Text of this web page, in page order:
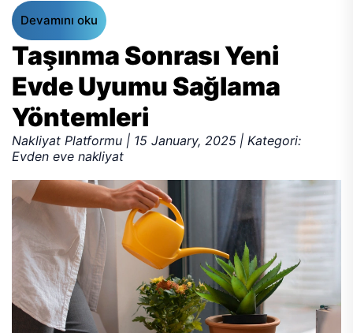
Devamını oku
Taşınma Sonrası Yeni
Evde Uyumu Sağlama
Yöntemleri
Nakliyat Platformu | 15 January, 2025 | Kategori:
Evden eve nakliyat